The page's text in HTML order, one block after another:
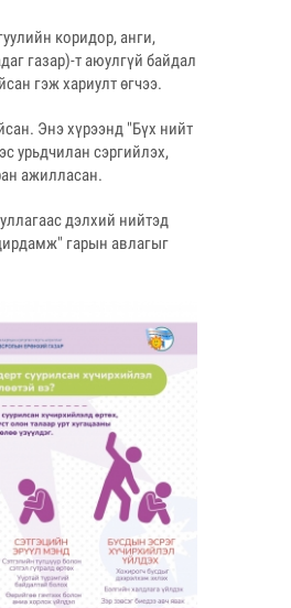
коридор, анги,
газар)-т аюулгүй байдал
гэж хариулт өгчээ.
Энэ хүрээнд "Бүх нийт
урьдчилан сэргийлэх,
ажилласан.
дэлхий нийтэд
гарын авлагыг